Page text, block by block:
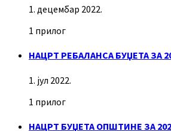
1. децембар 2022.
1 прилог
НАЦРТ РЕБАЛАНСА БУЏЕТА ЗА
1. јул 2022.
1 прилог
НАЦРТ БУЏЕТА ОПШТИНЕ ЗА